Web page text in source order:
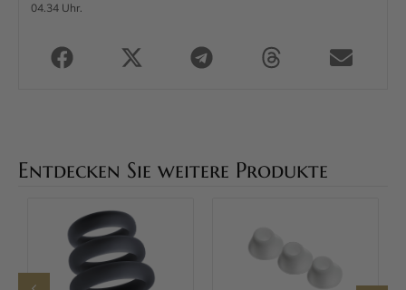
04.34 Uhr.
Entdecken Sie weitere Produkte